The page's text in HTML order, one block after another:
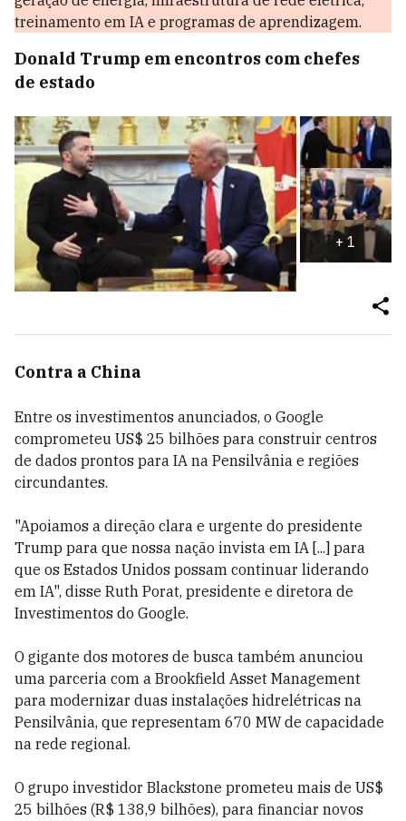
treinamento em IA e programas de aprendizagem.
Donald Trump em encontros com chefes
de estado
+ 1
Contra a China
Entre os investimentos anunciados, o Google
comprometeu US$ 25 bilhões para construir centros
de dados prontos para IA na Pensilvânia e regiões
circundantes.
"Apoiamos a direção clara e urgente do presidente
Trump para que nossa nação invista em IA [...] para
que os Estados Unidos possam continuar liderando
em IA", disse Ruth Porat, presidente e diretora de
Investimentos do Google.
O gigante dos motores de busca também anunciou
uma parceria com a Brookfield Asset Management
para modernizar duas instalações hidrelétricas na
Pensilvânia, que representam 670 MW de capacidade
na rede regional.
O grupo investidor Blackstone prometeu mais de US$
25 bilhões (R$ 138,9 bilhões), para financiar novos